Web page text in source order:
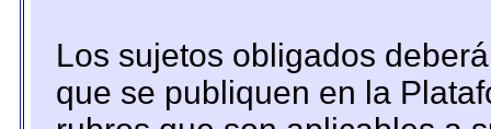
Los sujetos obligados
que se publiquen en la